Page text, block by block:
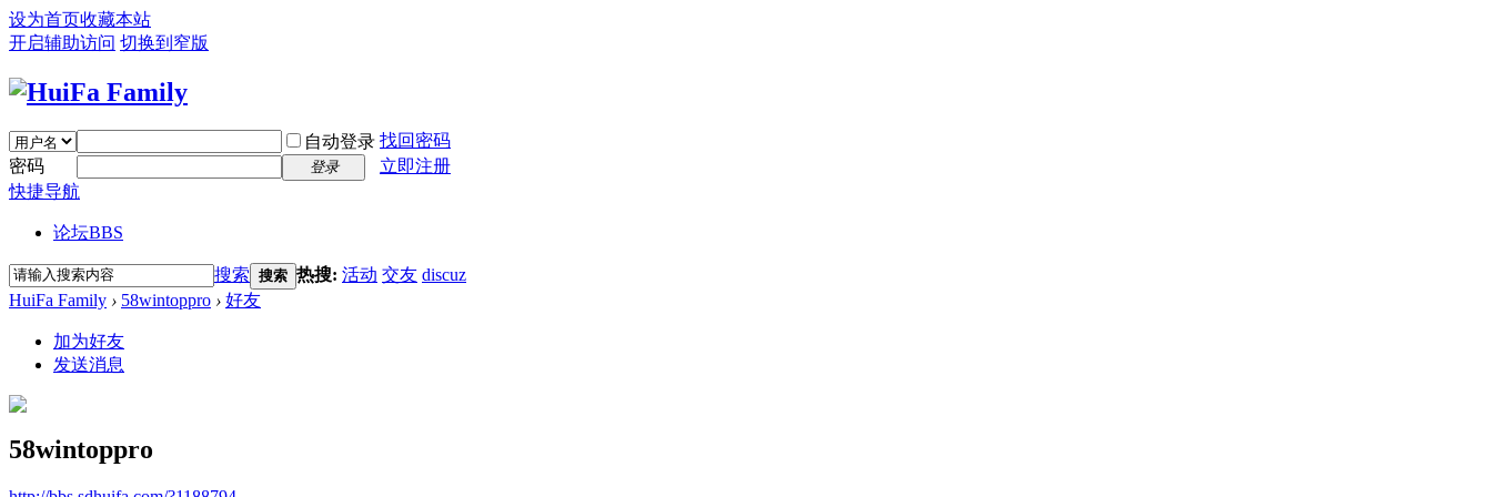
设为首页收藏本站
开启辅助访问 切换到窄版
自动登录 找回密码
密码
登录
立即注册
快捷导航
论坛BBS
搜索 搜索 热搜: 活动 交友 discuz
HuiFa Family › 58wintoppro › 好友
加为好友
发送消息
58wintoppro